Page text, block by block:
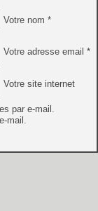
Votre nom *
Votre adresse email *
Votre site internet
par e-mail.
mail.